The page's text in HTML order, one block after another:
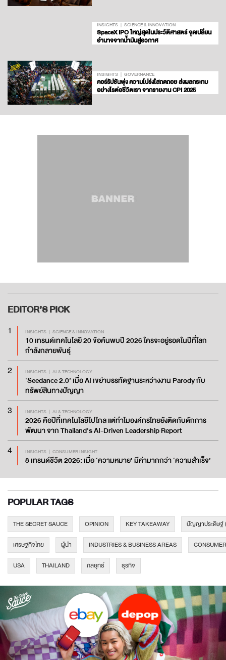
INSIGHTS SCIENCE & INNOVATION
SpaceX IPO ใหญ่สุดในประวัติศาสตร์ จุดเปลี่ยน
อำนาจจากน้ำมันสู่อวกาศ
INSIGHTS GOVERNANCE
คอร์รัปชันพุ่ง ความโปร่งใสถดถอย ส่งผลกระทบ
อย่างไรต่อชีวิตเรา จากรายงาน CPI 2025
EDITOR’SPICK
1 INSIGHTS SCIENCE & INNOVATION
10 เทรนด์เทคโนโลยี 20 ข้อค้นพบปี 2026 ใครจะอยู่รอดในปีที่โลก
กำลังกลายพันธุ์
2 INSIGHTS AI & TECHNOLOGY
‘Seedance 2.0’ เมื่อ AI เขย่าบรรทัดฐานระหว่างงาน Parody กับ
ทรัพย์สินทางปัญญา
3 INSIGHTS AI & TECHNOLOGY
2026 คือปีที่เทคโนโลยีไปไกล แต่ทำไมองค์กรไทยยังติดกับดักการ
พัฒนา จาก Thailand’s AI-Driven Leadership Report
4 INSIGHTS CONSUMER INSIGHT
8 เทรนด์ชีวิต 2026: เมื่อ ‘ความหมาย’ มีค่ามากกว่า ‘ความสำเร็จ’
POPULAR TAGS
THE SECRET SAUCE OPINION KEY TAKEAWAY ปัญญาประดิษฐ์
เศรษฐกิจไทย ผู้นำ INDUSTRIES & BUSINESS AREAS
USA THAILAND กลยุทธ์ ธุรกิจ